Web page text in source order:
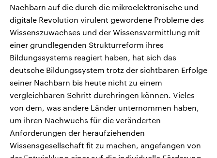
Nachbarn auf die durch die mikroelektronische und
digitale Revolution virulent gewordene Probleme des
Wissenszuwachses und der Wissensvermittlung mit
einer grundlegenden Strukturreform ihres
Bildungssystems reagiert haben, hat sich das
deutsche Bildungssystem trotz der sichtbaren Erfolge
seiner Nachbarn bis heute nicht zu einem
vergleichbaren Schritt durchringen können. Vieles
von dem, was andere Länder unternommen haben,
um ihren Nachwuchs für die veränderten
Anforderungen der heraufziehenden
Wissensgesellschaft fit zu machen, angefangen von